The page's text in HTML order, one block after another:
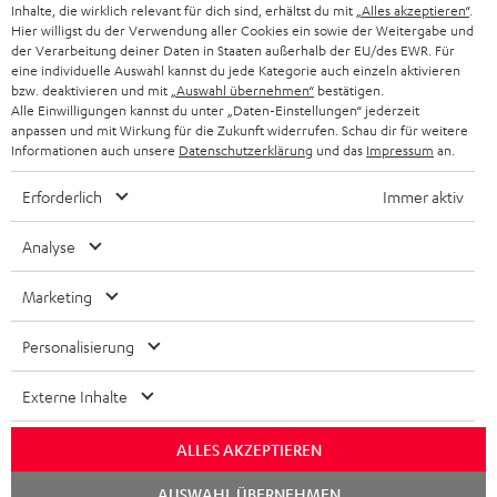
BLUETOOTH-KOPFHÖRER
STEREOANLAGEN
LAUTSPRECHER
ULTIMA-SERIE
IN-EAR-KOPFHÖRER
FANSHOP
NEUHEITEN
BLOG
NEWSLETTER
STORES
DEINE VORTEILE BEI TEUFEL
UNSER MANAGEMENT
NACHHALTIGKEIT
UNSERE WERTE
BILDUNGSRABATT
NIEDERLANDE
BELGIEN
FRANKREICH
POLEN
SPANIEN
ITALIEN
Technische Änderungen, Tippfehler und Irrtum vorbehalten. Das auf unseren
Fotos abgebildete Zubehör ist nicht im Lieferumfang enthalten. Etwaige
Entsorgungsgebühren für Batterien sind im Preis inbegriffen.
Datenschutz Daten-Einstellungen
Inhalte, die wirklich relevant für dich sind, erhältst du mit „Alles akzeptieren“.
Hier willigst du der Verwendung aller Cookies ein sowie der Weitergabe und
der Verarbeitung deiner Daten in Staaten außerhalb der EU/des EWR. Für
eine individuelle Auswahl kannst du jede Kategorie auch einzeln aktivieren
bzw. deaktivieren und mit „Auswahl übernehmen“ bestätigen.
Alle Einwilligungen kannst du unter „Daten-Einstellungen“ jederzeit
anpassen und mit Wirkung für die Zukunft widerrufen. Schau dir für weitere
Informationen auch unsere Datenschutzerklärung und das Impressum an.
Erforderlich Immer aktiv
Analyse
Marketing
Personalisierung
Externe Inhalte
ALLES AKZEPTIEREN